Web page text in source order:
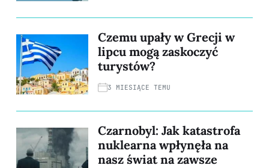
Czemu upały w Grecji w
lipcu mogą zaskoczyć
turystów?
3 MIESIĄCE TEMU
Czarnobyl: Jak katastrofa
nuklearna wpłynęła na
nasz świat na zawsze